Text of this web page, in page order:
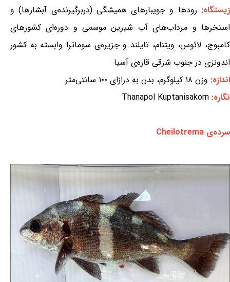
زیستگاه: رودها و جویبارهای همیشگی (دربرگیرنده‌ی آبشارها) و
استخرها و مرداب‌های آب شیرین موسمی و دوره‌ای کشورهای
کامبوج، لائوس، ویتنام، تایلند و جزیره‌ی سوماترا وابسته به کشور
اندونزی در جنوب شرقی قاره‌ی آسیا
اندازه: وزن ۱۸ کیلوگرم، بدن به درازای ۱۰۰ سانتی‌متر
نگاره: Thanapol Kuptanisakorn
سرده‌ی Cheilotrema